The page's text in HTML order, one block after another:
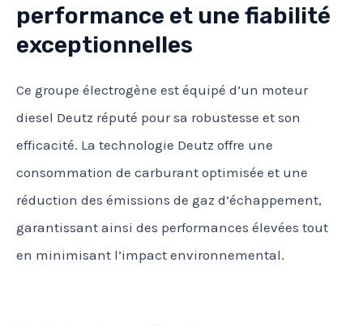
performance et une fiabilité
exceptionnelles
Ce groupe électrogène est équipé d’un moteur
diesel Deutz réputé pour sa robustesse et son
efficacité. La technologie Deutz offre une
consommation de carburant optimisée et une
réduction des émissions de gaz d’échappement,
garantissant ainsi des performances élevées tout
en minimisant l’impact environnemental.